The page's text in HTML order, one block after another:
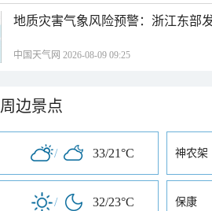
地质灾害气象风险预警：浙江东部
中国天气网 2026-08-09 09:25
周边景点
/ 33/21°C 神农架
/ 32/23°C 保康